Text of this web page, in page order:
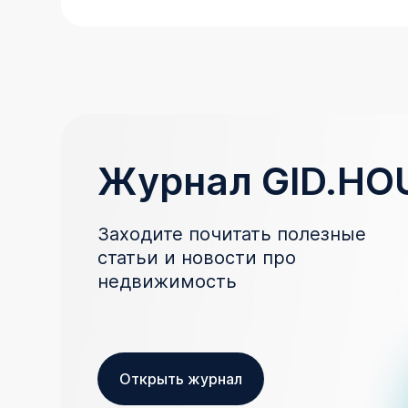
Журнал
Заходите почитать полезные
статьи и новости про
недвижимость
Открыть журнал